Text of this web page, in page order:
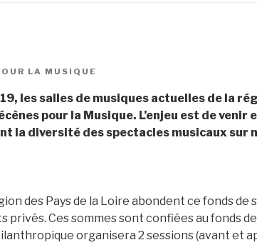
LA MUSIQUE
les salles de musiques actuelles de la
pour la Musique. L’enjeu est de
la diversité des spectacles musicaux sur
des Pays de la Loire abondent ce fonds
Ces sommes sont confiées au fonds
organisera 2 sessions (avant et